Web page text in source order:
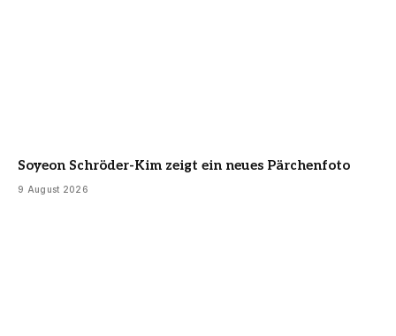
Soyeon Schröder-Kim zeigt ein neues Pärchenfoto
9 August 2026